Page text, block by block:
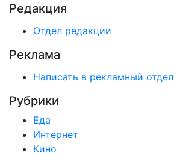
Редакция
Отдел редакции
Реклама
Написать в рекламный отдел
Рубрики
Еда
Интернет
Кино